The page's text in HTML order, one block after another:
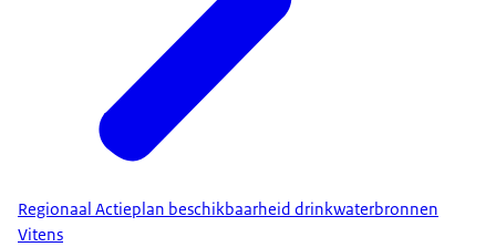
Regionaal Actieplan beschikbaarheid drinkwaterbronnen
Vitens